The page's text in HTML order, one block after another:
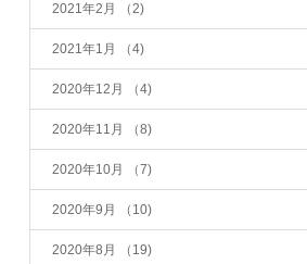
2021年2月 （2)
2021年1月 （4)
2020年12月 （4)
2020年11月 （8)
2020年10月 （7)
2020年9月 （10)
2020年8月 （19)